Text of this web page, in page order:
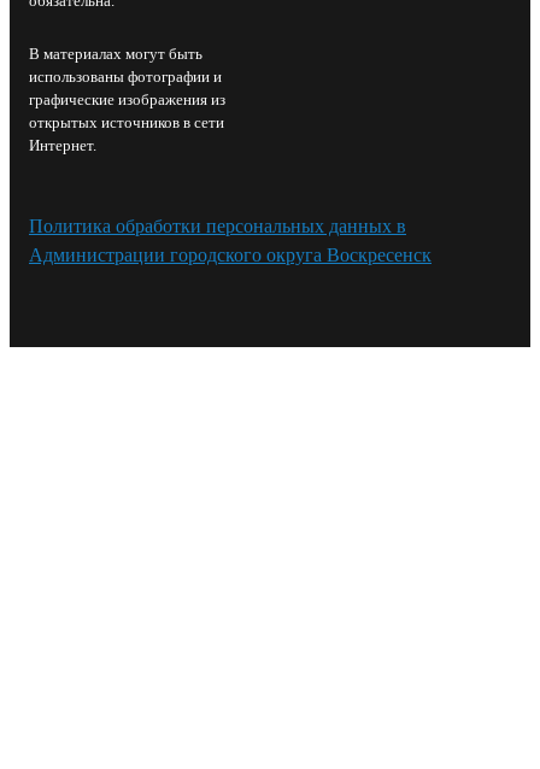
В материалах могут быть
использованы фотографии и
графические изображения из
открытых источников в сети
Интернет.
Политика обработки персональных данных в
Администрации городского округа Воскресенск